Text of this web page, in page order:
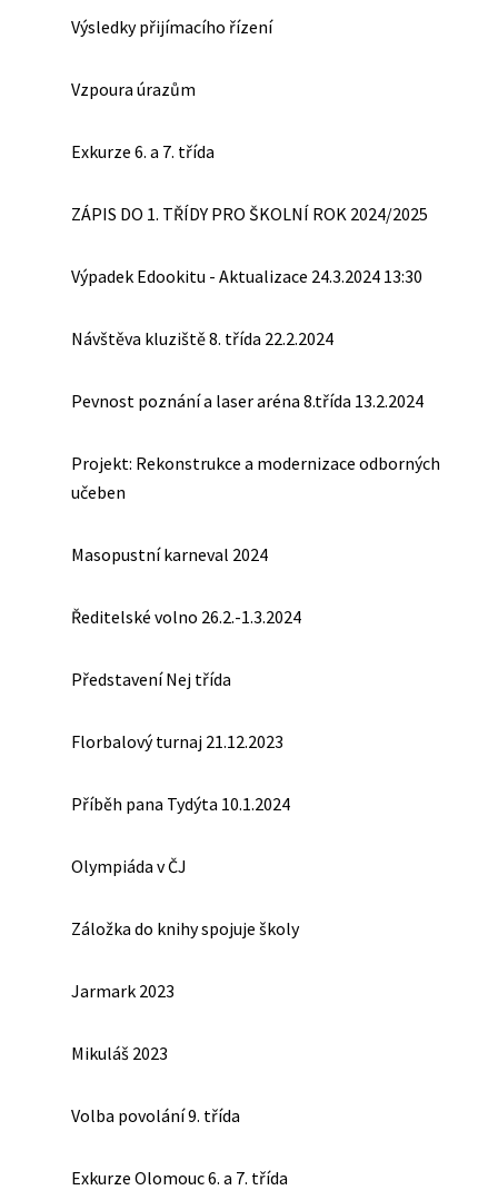
Výsledky přijímacího řízení
Vzpoura úrazům
Exkurze 6. a 7. třída
ZÁPIS DO 1. TŘÍDY PRO ŠKOLNÍ ROK 2024/2025
Výpadek Edookitu - Aktualizace 24.3.2024 13:30
Návštěva kluziště 8. třída 22.2.2024
Pevnost poznání a laser aréna 8.třída 13.2.2024
Projekt: Rekonstrukce a modernizace odborných
učeben
Masopustní karneval 2024
Ředitelské volno 26.2.-1.3.2024
Představení Nej třída
Florbalový turnaj 21.12.2023
Příběh pana Tydýta 10.1.2024
Olympiáda v ČJ
Záložka do knihy spojuje školy
Jarmark 2023
Mikuláš 2023
Volba povolání 9. třída
Exkurze Olomouc 6. a 7. třída